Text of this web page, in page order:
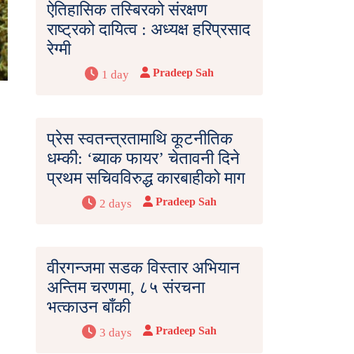
ऐतिहासिक तस्बिरको संरक्षण
राष्ट्रको दायित्व : अध्यक्ष हरिप्रसाद
रेग्मी
1 day Pradeep Sah
प्रेस स्वतन्त्रतामाथि कूटनीतिक
धम्की: ‘ब्याक फायर’ चेतावनी दिने
प्रथम सचिवविरुद्ध कारबाहीको माग
2 days Pradeep Sah
वीरगन्जमा सडक विस्तार अभियान
अन्तिम चरणमा, ८५ संरचना
भत्काउन बाँकी
3 days Pradeep Sah